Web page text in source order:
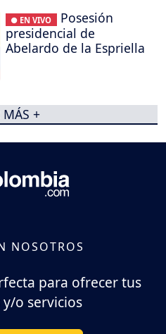
● EN VIVO
Posesión
presidencial de
Abelardo de la Espriella
MÁS +
NOSOTROS
para ofrecer tus
o servicios